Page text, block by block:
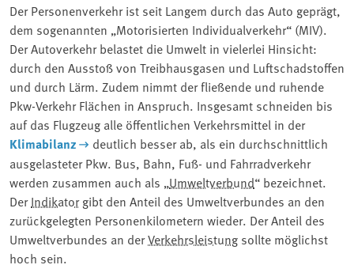
Der Personenverkehr ist seit Langem durch das Auto geprägt,
dem sogenannten „Motorisierten Individualverkehr“ (MIV).
Der Autoverkehr belastet die Umwelt in vielerlei Hinsicht:
durch den Ausstoß von Treibhausgasen und Luftschadstoffen
und durch Lärm. Zudem nimmt der fließende und ruhende
Pkw-Verkehr Flächen in Anspruch. Insgesamt schneiden bis
auf das Flugzeug alle öffentlichen Verkehrsmittel in der
Klimabilanz
deutlich besser ab, als ein durchschnittlich
ausgelasteter Pkw. Bus, Bahn, Fuß- und Fahrradverkehr
werden zusammen auch als „Umweltverbund“ bezeichnet.
DerIndikatorgibt den Anteil des Umweltverbundes an den
zurückgelegten Personenkilometern wieder. Der Anteil des
Umweltverbundes an derVerkehrsleistung sollte möglichst
hoch sein.